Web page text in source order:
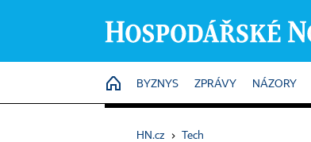
HOME
BYZNYS ZPRÁVY NÁZORY
HN.cz › Tech